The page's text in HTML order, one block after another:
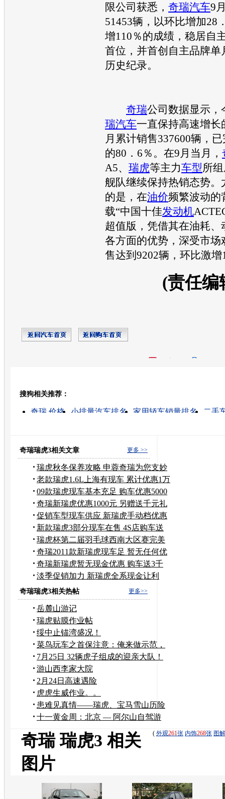
限公司获悉， 奇瑞汽车9
51453辆，以环比增加28
增110％的成绩，稳居自
首位，并首创自主品牌单
历史纪录。
奇瑞公司数据显示，
瑞汽车一直保持高速增长
月累计销售337600辆，
的80．6％。在9月当月，
A5、 瑞虎等主力车型所
舰队继续保持热销态势。
的是，在油价频繁波动的
载“中国十佳发动机
超值版，凭借其在油耗、
各方面的优势，深受市场
售达到9202辆，环比激增
(责任编
搜狗相关推荐：
奇瑞 价格 小排量汽车排名 家用轿车销量排名
二手
更多 >>
奇瑞瑞虎3相关文章
瑞虎秋冬保养攻略 申蓉奇瑞为您支妙
招
老款瑞虎1.6L上海有现车 累计优惠1万
元
09款瑞虎现车基本充足 购车优惠5000
元
奇瑞新瑞虎优惠1000元 另赠送千元礼
包
促销车型现车供应 新瑞虎手动档优惠
2千
新款瑞虎3部分现车在售 4S店购车送
装潢
瑞虎杯第二届羽毛球西南大区赛完美
收官
奇瑞2011款新瑞虎现车足 暂无任何优
惠
奇瑞新瑞虎暂无现金优惠 购车送3千
装潢
淡季促销加力 新瑞虎全系现金让利
5000元
更多>>
奇瑞瑞虎3相关热帖
岳麓山游记
瑞虎贴膜作业帖
绥中止锚湾盛况！
菜鸟玩车之首保注意：俺来做示范，
看好细节消灭奸商！
7月25日 32辆虎子组成的迎亲大队！
游山西李家大院
2月24日高速遇险
虎虎生威作业。。
患难见真情——瑞虎、宝马雪山历险
记
十一黄金周：北京 — 阿尔山自驾游
( 外观261张 内饰268张 图解
奇瑞 瑞虎3 相关
图片